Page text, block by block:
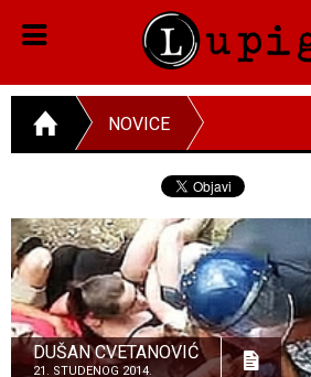
NOVICE
DUŠAN CVETANOVIĆ
21. STUDENOG 2014.